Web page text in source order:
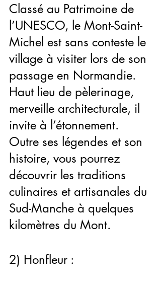
Classé au Patrimoine de
l’UNESCO, le Mont-Saint-
Michel est sans conteste le
village à visiter lors de son
passage en Normandie.
Haut lieu de pèlerinage,
merveille architecturale, il
invite à l’étonnement.
Outre ses légendes et son
histoire, vous pourrez
découvrir les traditions
culinaires et artisanales du
Sud-Manche à quelques
kilomètres du Mont.
2) Honfleur :